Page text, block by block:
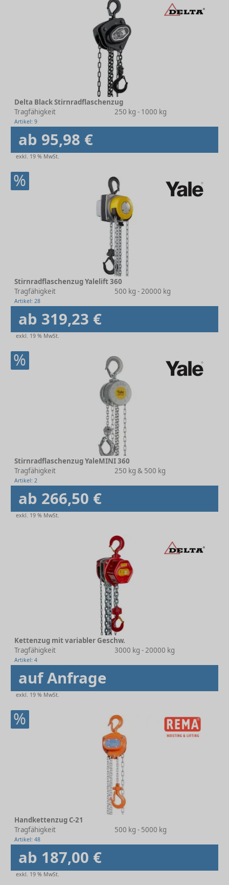
Delta Black Stirnradflaschenzug
Tragfähigkeit
250 kg - 1000 kg
Artikel: 9
ab 95,98 €
exkl. 19 % MwSt.
%
Stirnradflaschenzug Yalelift 360
Tragfähigkeit
500 kg - 20000 kg
Artikel: 28
ab 319,23 €
exkl. 19 % MwSt.
%
Stirnradflaschenzug YaleMINI 360
Tragfähigkeit
250 kg & 500 kg
Artikel: 2
ab 266,50 €
exkl. 19 % MwSt.
Kettenzug mit variabler Geschw.
Tragfähigkeit
3000 kg - 20000 kg
Artikel: 4
auf Anfrage
exkl. 19 % MwSt.
%
Handkettenzug C-21
Tragfähigkeit
500 kg - 5000 kg
Artikel: 48
ab 187,00 €
exkl. 19 % MwSt.